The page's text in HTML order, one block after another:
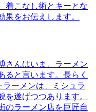
着こなし術とキーとな
果をお伝えします。
さんはいま、ラーメン
ると言います。長らく
ーメンは、ミシュラ
を遂げつつあります。
のラーメン店を巨匠自